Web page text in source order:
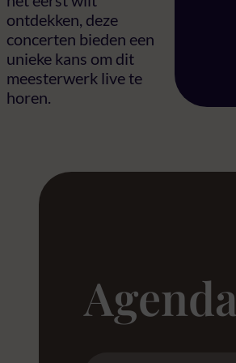
ontdekken, deze
concerten bieden een
unieke kans om dit
meesterwerk live te
horen.
Agenda